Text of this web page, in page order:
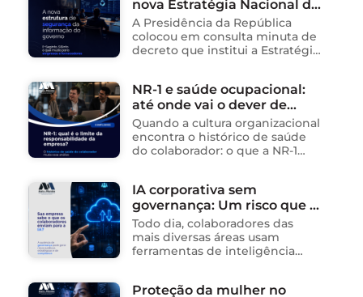
tecnologia no Brasil. Para ajudar
na …
nova Estratégia Nacional de
Segurança da Informação e
cria sistema integrado de
governança para órgãos
A Presidência da República
colocou em consulta minuta de
decreto que institui a Estratégia
Sistema Integrado de
Segurança da Informação
(SISInfo), estabelecendo …
NR-1 e saúde ocupacional:
até onde vai o dever de
cuidado da empresa?
Quando a cultura organizacional
encontra o histórico de saúde
do colaborador: o que a NR-1
um dos ambientes mais
propícios para …
IA corporativa sem
governança: Um risco que já
está acontecendo
Todo dia, colaboradores das
mais diversas áreas usam
ferramentas de inteligência
dados, redigem e-mails, geram
Proteção da mulher no